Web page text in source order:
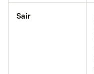
Sair